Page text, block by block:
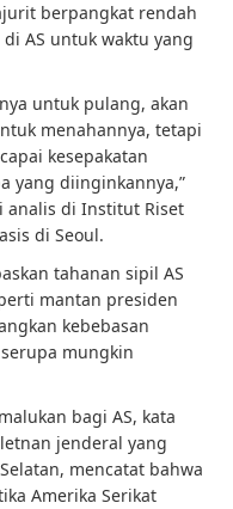
berpangkat rendah
AS untuk waktu yang
untuk pulang, akan
menahannya, tetapi
kesepakatan
yang diinginkannya,”
analis di Institut Riset
di Seoul.
tahanan sipil AS
mantan presiden
kebebasan
mungkin
bagi AS, kata
jenderal yang
mencatat bahwa
Amerika Serikat